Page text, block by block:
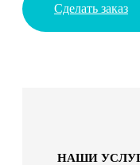
Сделать заказ
НАШИ